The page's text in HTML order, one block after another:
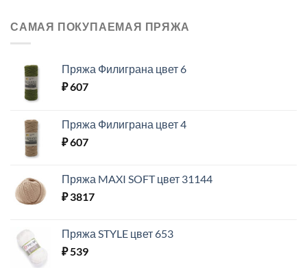
САМАЯ ПОКУПАЕМАЯ ПРЯЖА
Пряжа Филиграна цвет 6
₽607
Пряжа Филиграна цвет 4
₽607
Пряжа MAXI SOFT цвет 31144
₽3817
Пряжа STYLE цвет 653
₽539